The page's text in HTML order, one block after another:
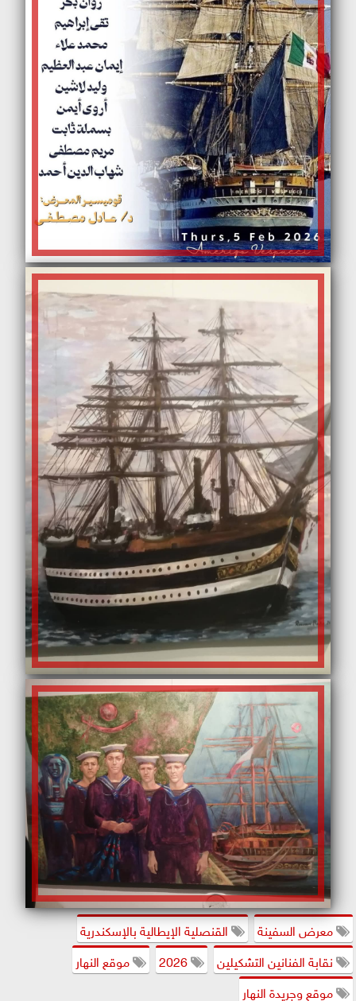
معرض السفينة
القنصلية الإيطالية بالإسكندرية
نقابة الفنانين التشكيلين
موقع النهار
موقع وجريدة النهار